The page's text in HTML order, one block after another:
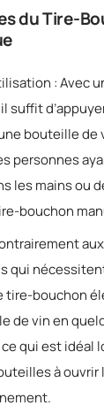
du Tire-
: Avec
il suffit
bouteille de
personnes
les mains ou
bouchon
qui
tire-bouchon
de vin en
qui est idéal
à ouvrir